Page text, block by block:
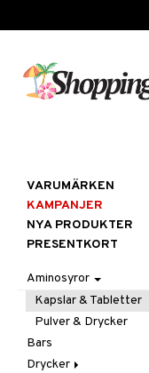
VARUMÄRKEN
KAMPANJER
NYA PRODUKTER
PRESENTKORT
Aminosyror
Kapslar & Tabletter
Pulver & Drycker
Bars
Drycker